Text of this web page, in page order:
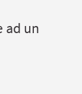
ad un